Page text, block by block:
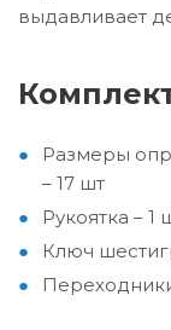
выдавливает
Размеры
– 17 шт
Рукоятка – 1
Ключ